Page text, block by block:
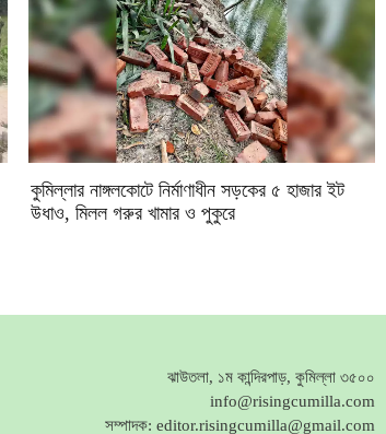
কুমিল্লার নাঙ্গলকোটে নির্মাণাধীন সড়কের ৫ হাজার ইট
উধাও, মিলল গরুর খামার ও পুকুরে
ঝাউতলা, ১ম কান্দিরপাড়, কুমিল্লা ৩৫০০
info@risingcumilla.com
সম্পাদক: editor.risingcumilla@gmail.com